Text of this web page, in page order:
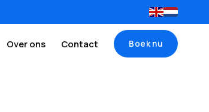
Over ons Contact Boek nu